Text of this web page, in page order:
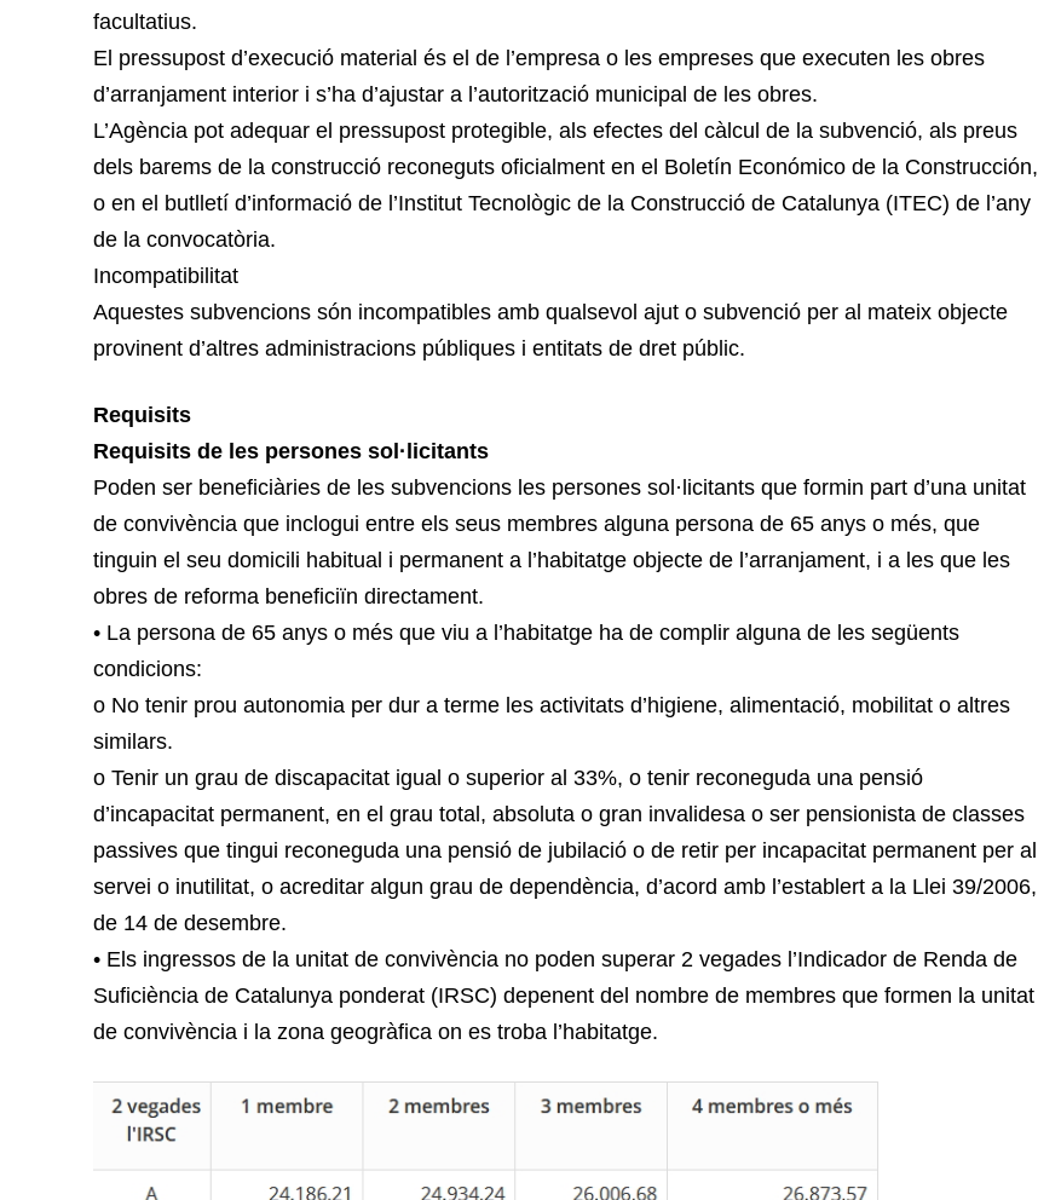
facultatius.
El pressupost d’execució material és el de l’empresa o les empreses que executen les obres
d’arranjament interior i s’ha d’ajustar a l’autorització municipal de les obres.
L’Agència pot adequar el pressupost protegible, als efectes del càlcul de la subvenció, als preus
dels barems de la construcció reconeguts oficialment en el Boletín Económico de la Construcción,
o en el butlletí d’informació de l’Institut Tecnològic de la Construcció de Catalunya (ITEC) de l’any
de la convocatòria.
Incompatibilitat
Aquestes subvencions són incompatibles amb qualsevol ajut o subvenció per al mateix objecte
provinent d’altres administracions públiques i entitats de dret públic.
Requisits
Requisits de les persones sol·licitants
Poden ser beneficiàries de les subvencions les persones sol·licitants que formin part d’una unitat
de convivència que inclogui entre els seus membres alguna persona de 65 anys o més, que
tinguin el seu domicili habitual i permanent a l’habitatge objecte de l’arranjament, i a les que les
obres de reforma beneficiïn directament.
• La persona de 65 anys o més que viu a l’habitatge ha de complir alguna de les següents
condicions:
o No tenir prou autonomia per dur a terme les activitats d’higiene, alimentació, mobilitat o altres
similars.
o Tenir un grau de discapacitat igual o superior al 33%, o tenir reconeguda una pensió
d’incapacitat permanent, en el grau total, absoluta o gran invalidesa o ser pensionista de classes
passives que tingui reconeguda una pensió de jubilació o de retir per incapacitat permanent per al
servei o inutilitat, o acreditar algun grau de dependència, d’acord amb l’establert a la Llei 39/2006,
de 14 de desembre.
• Els ingressos de la unitat de convivència no poden superar 2 vegades l’Indicador de Renda de
Suficiència de Catalunya ponderat (IRSC) depenent del nombre de membres que formen la unitat
de convivència i la zona geogràfica on es troba l’habitatge.